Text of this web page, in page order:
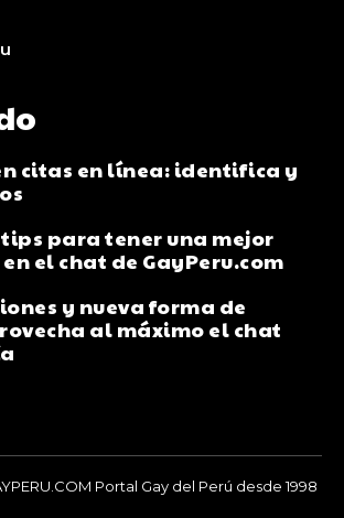
citas en línea: identifica y
tips para tener una mejor
el chat de GayPeru.com
y nueva forma de
al máximo el chat
Portal Gay del Perú desde 1998